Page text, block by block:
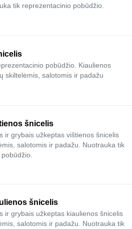
tik reprezentacinio pobūdžio.
pobūdžio. Kiaulienos
skiltelėmis, salotomis ir padažu
šnicelis
ir grybais užkeptas vištienos šnicelis
salotomis ir padažu. Nuotrauka tik
šnicelis
ir grybais užkeptas kiaulienos šnicelis
salotomis ir padažu. Nuotrauka tik